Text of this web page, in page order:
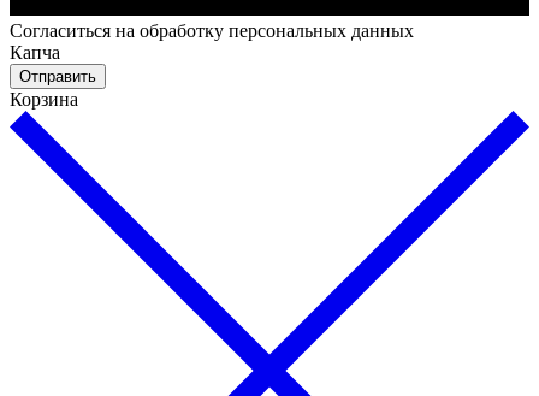
Cогласиться на обработку персональных данных
Капча
Отправить
Корзина